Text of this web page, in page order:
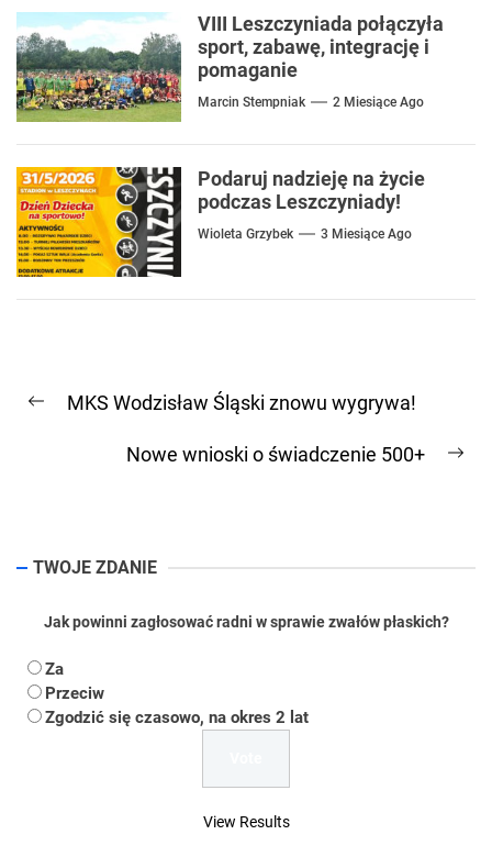
VIII Leszczyniada połączyła
sport, zabawę, integrację i
pomaganie
Marcin Stempniak 2 Miesiące Ago
Podaruj nadzieję na życie
podczas Leszczyniady!
Wioleta Grzybek 3 Miesiące Ago
wpisu
Previous
MKS Wodzisław Śląski znowu wygrywa!
Nowe wnioski o świadczenie 500+
TWOJE ZDANIE
Jak powinni zagłosować radni w sprawie zwałów płaskich?
Za
Przeciw
Zgodzić się czasowo, na okres 2 lat
View Results